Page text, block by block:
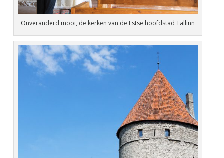
Onveranderd mooi, de kerken van de Estse hoofdstad Tallinn